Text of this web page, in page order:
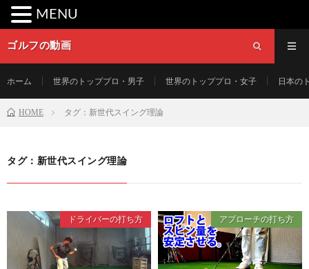
ゴルフの動画
ホーム 世界のトッププロ・男子 世界のトッププロ・女子 日本の
HOME タグ：新世代スイング理論
タグ：新世代スイング理論
ドライバーの打ち方 アプローチの打ち方
MENU